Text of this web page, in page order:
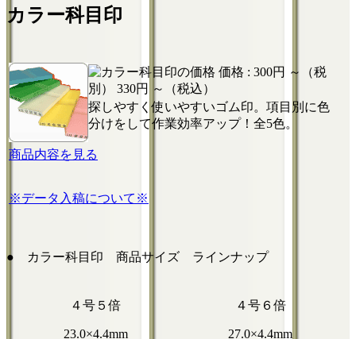
カラー科目印
価格 : 300円 ～（税
別）
330円 ～（税込）
探しやすく使いやすいゴム印。項目別に色
分けをして作業効率アップ！全5色。
商品内容を見る
※データ入稿について※
● カラー科目印 商品サイズ ラインナップ
４号５倍
23.0×4.4mm
４号６倍
27.0×4.4mm